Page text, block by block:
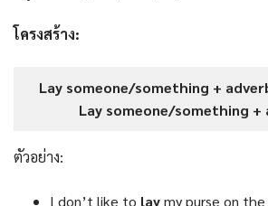
โครงสร้าง:
Lay someone/something +
Lay someone/something +
ตัวอย่าง:
I don’t like to laymy purse on